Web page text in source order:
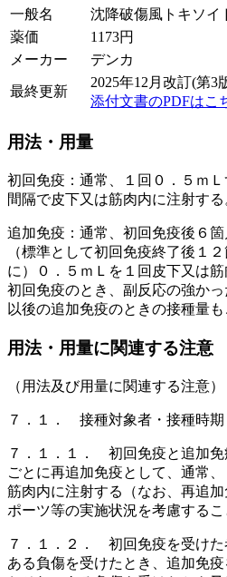
一般名
沈降破傷風トキソイ
薬価
1173円
メーカー
デンカ
最終更新
2025年12月改訂(第3
添付文書のPDFはこ
用法・用量
初回免疫：通常、１回０．５ｍ
間隔で皮下又は筋肉内に注射する
追加免疫：通常、初回免疫後６箇
（標準として初回免疫終了後１
に）０．５ｍＬを１回皮下又は筋
初回免疫のとき、副反応の強かっ
以後の追加免疫のときの接種量も
用法・用量に関連する注意
（用法及び用量に関連する注意）
７．１． 接種対象者・接種時期
７．１．１． 初回免疫と追加
ごとに再追加免疫として、通常
筋肉内に注射する（なお、再追
ポーツ等の実施状況を考慮するこ
７．１．２． 初回免疫を受け
ある負傷を受けたとき、追加免